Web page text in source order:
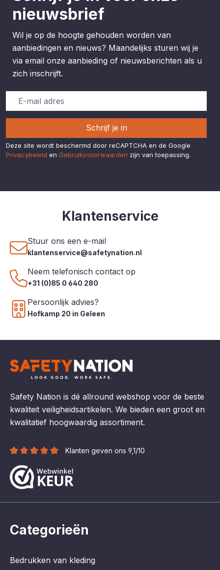
polyamide (300 g/m²), een
extreem slijtvast materiaal dat
dagelijks gebruik. De slimme
hoofdvak en meerdere
kleinere opbergvakken zorgt
ervoor dat schroeven,
spijkers, bits en
opgeborgen. Extra
verstevigingen op de meest
zakken ook onder zware
werkomstandigheden optimaal
blijven presteren. Pluspunten
Snickers Flexi Pocket-
aan een standaard riem met
Gemaakt van 100%
CORDURA®-polyamide (300
g/m²) voor maximale
met meerdere kleinere vakken
voor een overzichtelijke
Verstevigde stiknaden
(bartacks) op kritieke punten
voor een extra lange
bouw, installatie, techniek en
onderhoud.
nieuwsbrief
Wil je op de hoogte gehouden worden van
aanbiedingen en nieuws? Maandelijks sturen wij je
via email onze aanbieding of nieuwsberichten als u
zich inschrijft.
Schrijf je in
Deze site wordt beschermd door reCAPTCHA en de Google
Privacybeleid en Gebruiksvoorwaarden zijn van toepassing.
Klantenservice
Stuur ons een e-mail
klantenservice@safetynation.nl
Neem telefonisch contact op
+31 (0)85 0 640 280
Persoonlijk advies?
Hofkamp 20 in Geleen
Safety Nation is dé allround webshop voor de beste
kwaliteit veiligheidsartikelen. We bieden een groot en
kwalitatief hoogwaardig assortiment.
Klanten geven ons 9,1/10
Categorieën
Bedrukken van kleding